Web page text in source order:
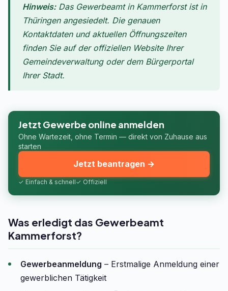
Hinweis:Das Gewerbeamt in Kammerforst ist in
Thüringen angesiedelt. Die genauen
Kontaktdaten und aktuellen Öffnungszeiten
finden Sie auf der offiziellen Website Ihrer
Gemeindeverwaltung oder dem Bürgerportal
Ihrer Stadt.
Jetzt Gewerbe online anmelden
Ohne Wartezeit, ohne Termin — direkt von Zuhause aus
starten
✓ Einfach & schnell✓ Offiziell
Jetzt beantragen →
Was erledigt das Gewerbeamt
Kammerforst?
Gewerbeanmeldung – Erstmalige Anmeldung einer
gewerblichen Tätigkeit